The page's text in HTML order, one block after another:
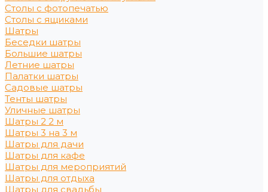
Столы с фотопечатью
Столы с ящиками
Шатры
Беседки шатры
Большие шатры
Летние шатры
Палатки шатры
Садовые шатры
Тенты шатры
Уличные шатры
Шатры 2 2 м
Шатры 3 на 3 м
Шатры для дачи
Шатры для кафе
Шатры для мероприятий
Шатры для отдыха
Шатры для свадьбы